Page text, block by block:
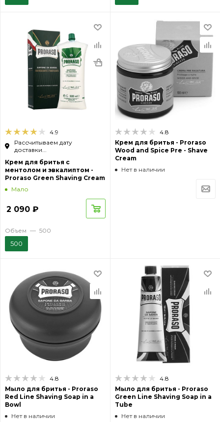
4.9
Рассчитываем дату
доставки...
Крем для бритья с
ментолом и эвкалиптом -
Proraso Green Shaving Cream
Мало
2 090 ₽
Объем — 500
500
4.8
Крем для бритья - Proraso
Wood and Spice Pre - Shave
Cream
Нет в наличии
4.8
Мыло для бритья - Proraso
Red Line Shaving Soap in a
Bowl
Нет в наличии
4.8
Мыло для бритья - Proraso
Green Line Shaving Soap in a
Tube
Нет в наличии